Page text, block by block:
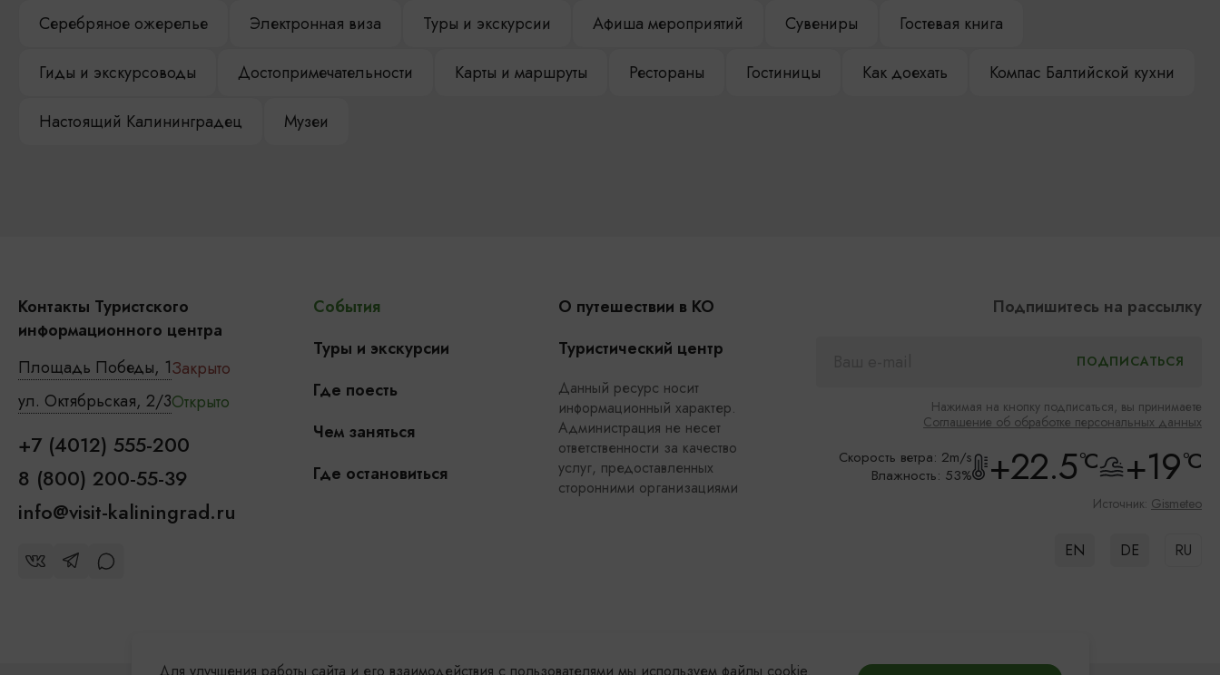
Серебряное ожерелье Электронная виза Туры и экскурсии Афиша мероприятий Сувениры Гостевая книга
Гиды и экскурсоводы Достопримечательности Карты и маршруты Рестораны Гостиницы Как доехать Компас Балтийской кухни
Настоящий Калининградец Музеи
Контакты Туристского
информационного центра
Площадь Победы, 1Закрыто
ул. Октябрьская, 2/3Открыто
+7 (4012) 555-200
8 (800) 200-55-39
info@visit-kaliningrad.ru
События
Туры и экскурсии
Где поесть
Чем заняться
Где остановиться
О путешествии в КО
Туристический центр
Данный ресурс носит
информационный характер.
Администрация не несет
ответственности за качество
услуг, предоставленных
сторонними организациями
Подпишитесь на рассылку
Нажимая на кнопку подписаться, вы принимаете
Соглашение об обработке персональных данных
Скорость ветра: 2m/s
Влажность: 53%
+22.5°C +19°C
Источник: Gismeteo
EN DE RU